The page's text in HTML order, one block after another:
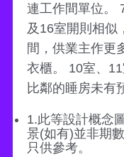
連工作間單位。
及16室開則相似
間，供業主作更
衣櫃。 10室、
比鄰的睡房未有
1.此等設計概念
景(如有)並非期
只供參考。